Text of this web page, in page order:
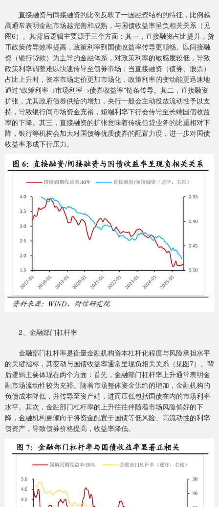
直接融资与间接融资的比例反映了一国融资结构的特征，比例越
高通常表明金融市场越完善和成熟，与国债收益率呈负相关关系（见
图6）。其背后逻辑主要源于三个方面：其一，直接融资占比提升，货
币政策传导效率提高，政策利率到国债收益率传导更顺畅。以间接融
资（银行贷款）为主导的金融体系，对政策利率的敏感度较低，导致
政策利率调整难以快速传导至债券市场；当直接融资（债券、股票）
占比上升时，资本市场定价更加市场化，政策利率的变动能更迅速地
通过“政策利率→市场利率→债券收益率”链条传导。其二，直接融资
扩张，尤其政府债券供给的增加，央行一般会主动投放流动性予以支
持，导致银行间市场资金充裕，短端利率下行会传导至长端国债收益
率的下降。其三，直接融资的扩张意味着传统信贷业务的比重相对下
降，银行等机构会加大对国债等优质债券的配置力度，进一步对国债
收益率形成下行压力。
2、金融部门杠杆率
金融部门杠杆率是衡量金融机构资本杠杆化程度与风险承担水平
的关键指标，其变动与国债收益率通常呈现负相关关系（见图7）。背
后逻辑主要体现在两个方面：首先，金融部门杠杆率上升通常表明金
融市场流动性较为充裕。随着市场整体资金供给的增加，金融机构的
负债成本降低，并传导至资产端，进而压低包括国债在内的市场利率
水平。其次，金融部门杠杆率的上升往往伴随着市场风险偏好的下
降，金融机构更倾向于将资金配置于国债等低风险、高流动性的利率
债资产，导致债券价格提高，收益率降低。